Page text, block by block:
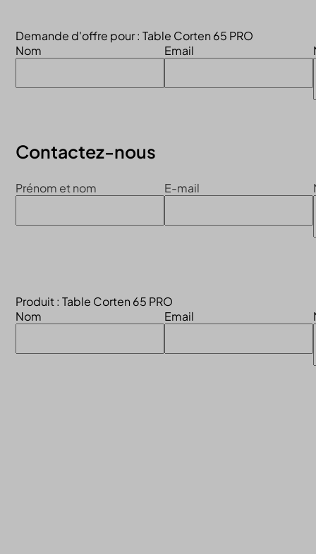
Demande d'offre pour : Table Corten 65 PRO
Nom
Email
Contactez-nous
Prénom et nom E-mail
Produit : Table Corten 65 PRO
Nom
Email